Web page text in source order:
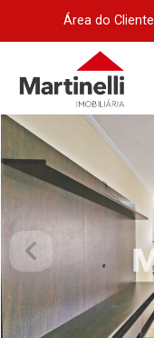
Área do Cliente